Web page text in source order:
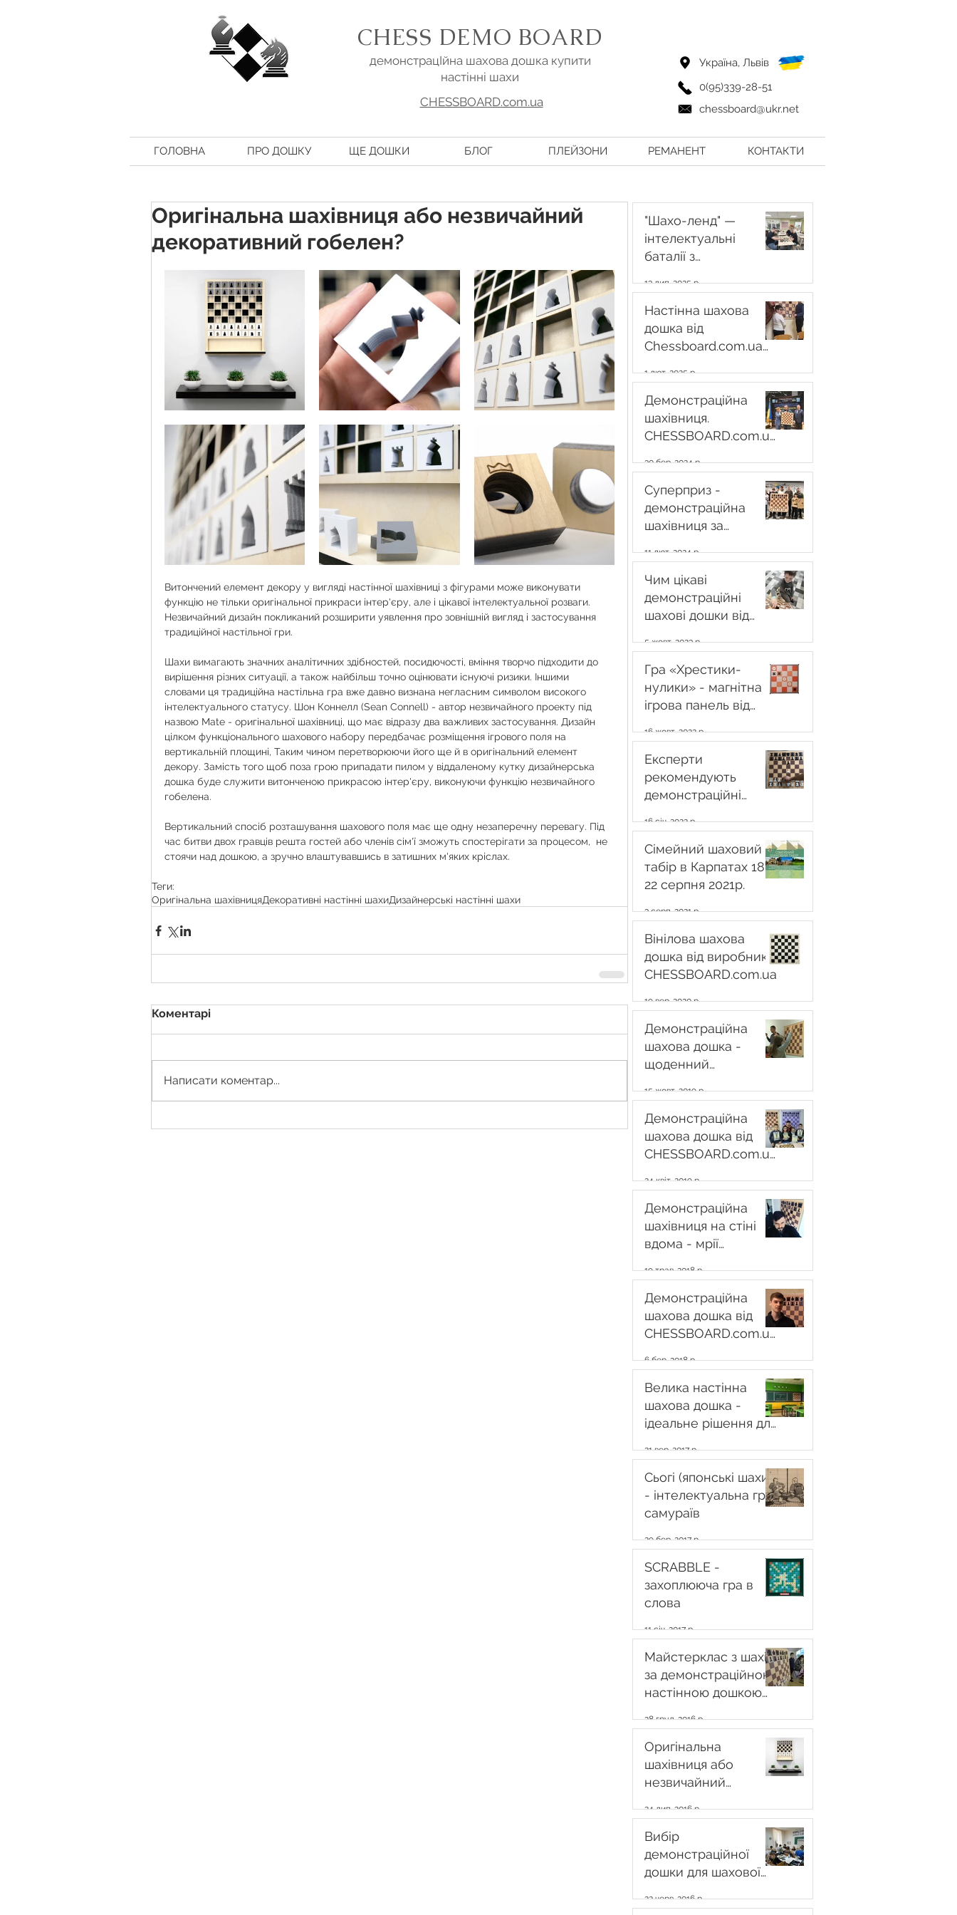
CHESS DEMO BOARD
демонстрацІйна шахова дошка купити
настінні шахи
CHESSBOARD.com.ua
Україна, Львів
0(95)339-28-51
chessboard@ukr.net
ГОЛОВНА ПРО ДОШКУ ЩЕ ДОШКИ БЛОГ ПЛЕЙЗОНИ РЕМАНЕНТ КОНТАКТИ
Оригінальна шахівниця або незвичайний
декоративний гобелен?
Витончений елемент декору у вигляді настінної шахівниці з фігурами може виконувати
функцію не тільки оригінальної прикраси інтер'єру, але і цікавої інтелектуальної розваги.
Незвичайний дизайн покликаний розширити уявлення про зовнішній вигляд і застосування
традиційної настільної гри.
Шахи вимагають значних аналітичних здібностей, посидючості, вміння творчо підходити до
вирішення різних ситуації, а також найбільш точно оцінювати існуючі ризики. Іншими
словами ця традиційна настільна гра вже давно визнана негласним символом високого
інтелектуального статусу. Шон Коннелл (Sean Connell) - автор незвичайного проекту під
назвою Mate - оригінальної шахівниці, що має відразу два важливих застосування. Дизайн
цілком функціонального шахового набору передбачає розміщення ігрового поля на
вертикальній площині, Таким чином перетворюючи його ще й в оригінальний елемент
декору. Замість того щоб поза грою припадати пилом у віддаленому кутку дизайнерська
дошка буде служити витонченою прикрасою інтер'єру, виконуючи функцію незвичайного
гобелена.
Вертикальний спосіб розташування шахового поля має ще одну незаперечну перевагу. Під
час битви двох гравців решта гостей або членів сім'ї зможуть спостерігати за процесом,  не
стоячи над дошкою, а зручно влаштувавшись в затишних м'яких кріслах.
Теги:
Оригінальна шахівницяДекоративні настінні шахиДизайнерські настінні шахи
Коментарі
Написати коментар...
"Шахо-ленд" —
інтелектуальні
баталії з
шаховою дошкою у
Центрі "Вільні разом"
продовжуються
13 лип. 2025 р.
Настінна шахова
дошка від
Chessboard.com.ua
сучасного тренера
1 лют. 2025 р.
Демонстраційна
шахівниця.
CHESSBOARD.com.ua
міжнародного
благодійного
шахового турніру
30 бер. 2024 р.
Суперприз -
демонстраційна
шахівниця за
сімейних шахових
турнірів . Гран-прі.
Лютий 2024. Львів
11 лют. 2024 р.
Чим цікаві
демонстраційні
шахові дошки від
5 жовт. 2023 р.
Гра «Хрестики-
нулики» - магнітна
ігрова панель від
CHESSBOARD.com.ua
16 жовт. 2022 р.
Експерти
рекомендують
демонстраційні
українського
виробництва
CHESSBOARD.com.ua
16 січ. 2022 р.
Сімейний шаховий
табір в Карпатах 18 -
22 серпня 2021р.
3 серп. 2021 р.
Вінілова шахова
дошка від виробника
CHESSBOARD.com.ua
19 вер. 2020 р.
Демонстраційна
шахова дошка -
щоденний
15 жовт. 2019 р.
Демонстраційна
шахова дошка від
CHESSBOARD.com.ua
професіоналів
24 квіт. 2019 р.
Демонстраційна
шахівниця на стіні
вдома - мрії
19 трав. 2018 р.
Демонстраційна
шахова дошка від
CHESSBOARD.com.ua
«Шахова країна»
6 бер. 2018 р.
Велика настінна
шахова дошка -
ідеальне рішення для
21 вер. 2017 р.
Сьогі (японські шахи)
- інтелектуальна гра
самураїв
29 бер. 2017 р.
SCRABBLE -
захоплююча гра в
слова
11 січ. 2017 р.
Майстерклас з шахів
за демонстраційною
настінною дошкою
chessboard.com.ua
28 груд. 2016 р.
Оригінальна
шахівниця або
незвичайний
гобелен?
24 лип. 2016 р.
Вибір
демонстраційної
дошки для шахової
22 черв. 2016 р.